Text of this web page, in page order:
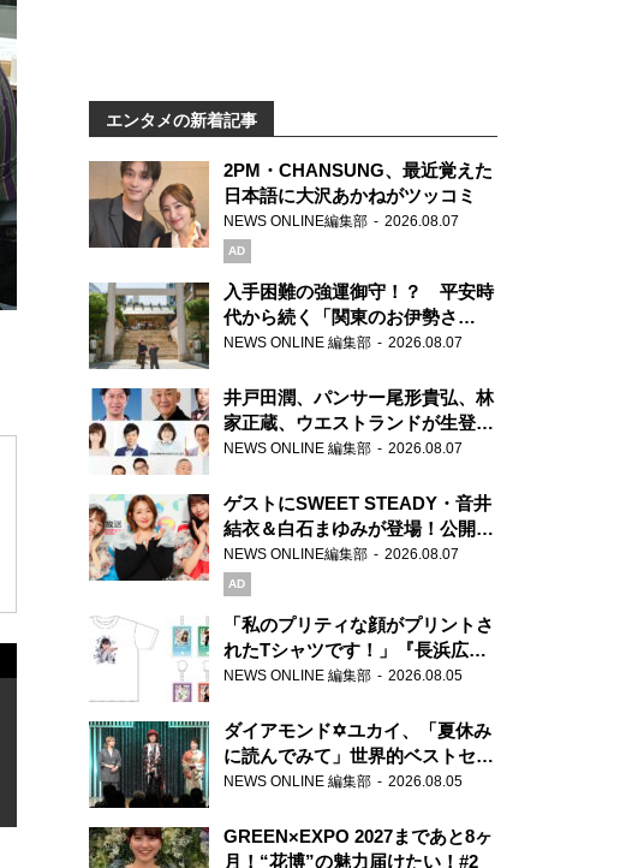
エンタメの新着記事
2PM・CHANSUNG、最近覚えた
日本語に大沢あかねがツッコミ
NEWS ONLINE編集部 2026.08.07
AD
入手困難の強運御守！？ 平安時
代から続く「関東のお伊勢さ
ま」、芝大神宮にてランパンプス
NEWS ONLINE 編集部 2026.08.07
井戸田潤、パンサー尾形貴弘、林
家正蔵、ウエストランドが生登
場！『ラジオビバリー昼ズ』
NEWS ONLINE 編集部 2026.08.07
ゲストにSWEET STEADY・音井
結衣＆白石まゆみが登場！公開収
録で素顔全開！
NEWS ONLINE編集部 2026.08.07
AD
「私のプリティな顔がプリントさ
れたTシャツです！」『長浜広奈
天下無双』初の番組グッズ発売
NEWS ONLINE 編集部 2026.08.05
ダイアモンド✡ユカイ、「夏休み
に読んでみて」世界的ベストセラ
ー『アナスタシア』を紹介
NEWS ONLINE 編集部 2026.08.05
GREEN×EXPO 2027まであと8ヶ
月！“花博”の魅力届けたい！#2